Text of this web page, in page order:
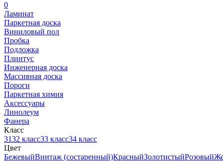
0
Ламинат
Паркетная доска
Виниловый пол
Пробка
Подложка
Плинтус
Инженерная доска
Массивная доска
Пороги
Паркетная химия
Аксессуары
Линолеум
Фанера
Класс
3132 класс33 класс34 класс
Цвет
БежевыйВинтаж (состаренный)КрасныйЗолотистыйРозовый